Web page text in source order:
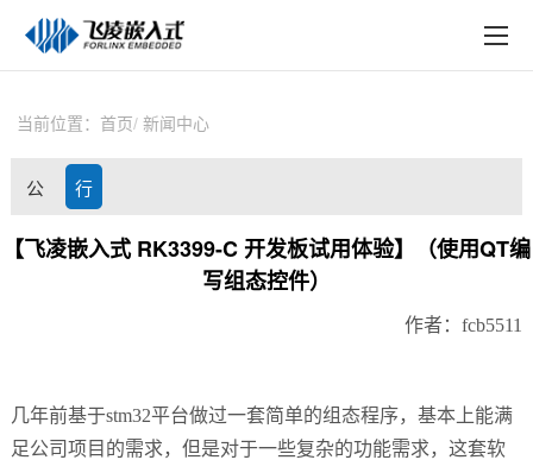
技术与支持
在线文档
天猫商城
在线购买
当前位置： 首页 新闻中心
公
司
行
业
【飞凌嵌入式 RK3399-C 开发板试用体验】（使用QT编
写组态控件）
作者：fcb5511
几年前基于stm32平台做过一套简单的组态程序，基本上能满
足公司项目的需求，但是对于一些复杂的功能需求，这套软